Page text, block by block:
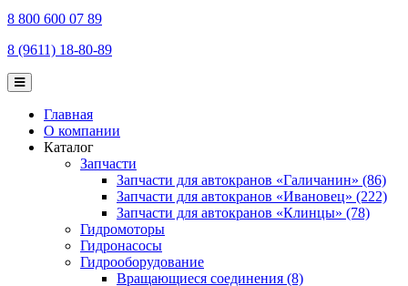
8 800 600 07 89
8 (9611) 18-80-89
Главная
О компании
Каталог
Запчасти
Запчасти для автокранов «Галичанин» (86)
Запчасти для автокранов «Ивановец» (222)
Запчасти для автокранов «Клинцы» (78)
Гидромоторы
Гидронасосы
Гидрооборудование
Вращающиеся соединения (8)